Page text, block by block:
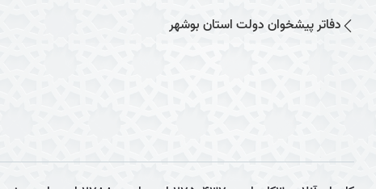
دفاتر پیشخوان دولت استان بوشهر